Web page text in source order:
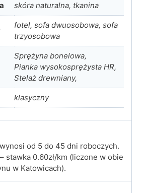
skóra naturalna, tkanina
fotel, sofa dwuosobowa, sofa
trzyosobowa
Sprężyna bonelowa,
Pianka wysokosprężysta HR,
Stelaż drewniany,
klasyczny
od 5 do 45 dni roboczych.
stawka 0.60zł/km (liczone w obie
w Katowicach).